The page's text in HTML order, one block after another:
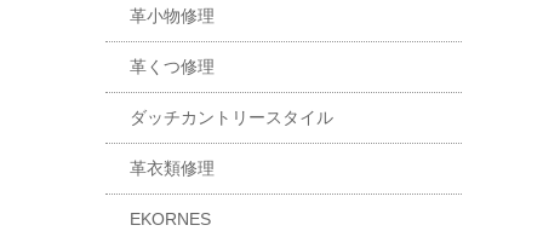
革小物修理
革くつ修理
ダッチカントリースタイル
革衣類修理
EKORNES